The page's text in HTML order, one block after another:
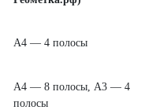
А4 — 4 полосы
А4 — 8 полосы, А3 — 4
полосы